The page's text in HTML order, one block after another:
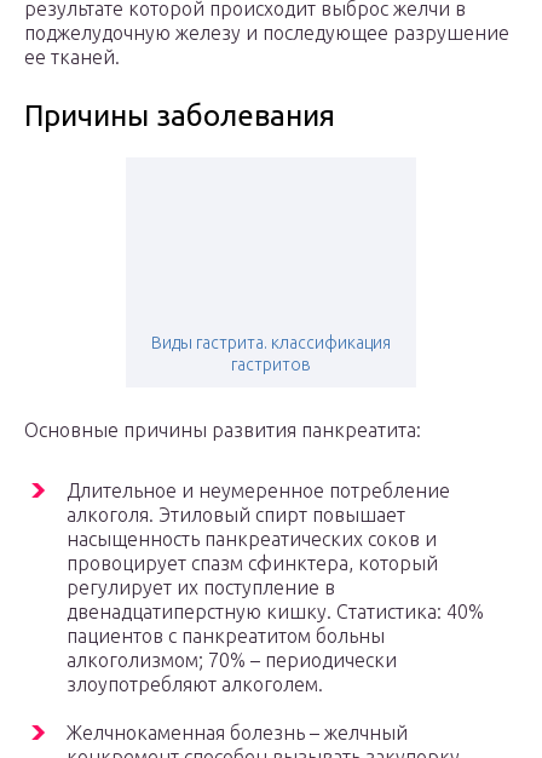
результате которой происходит выброс желчи в
поджелудочную железу и последующее разрушение
ее тканей.
Причины заболевания
Виды гастрита. классификация
гастритов
Основные причины развития панкреатита:
Длительное и неумеренное потребление
алкоголя. Этиловый спирт повышает
насыщенность панкреатических соков и
провоцирует спазм сфинктера, который
регулирует их поступление в
двенадцатиперстную кишку. Статистика: 40%
пациентов с панкреатитом больны
алкоголизмом; 70% – периодически
злоупотребляют алкоголем.
Желчнокаменная болезнь – желчный